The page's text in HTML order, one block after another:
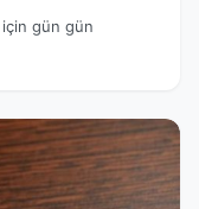
gün gün